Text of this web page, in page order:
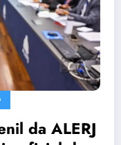
da ALERJ